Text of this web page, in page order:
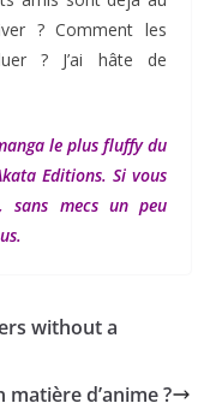
? Comment les
? J’ai hâte de
le plus fluffy du
Editions. Si vous
sans mecs un peu
without a
matière d’anime ?